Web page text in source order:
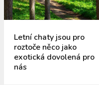
Letní chaty jsou pro
roztoče něco jako
exotická dovolená pro
nás